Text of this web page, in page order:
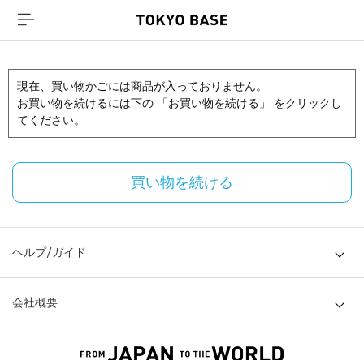
現在、買い物かごには商品が入っておりません。
お買い物を続けるには下の 「お買い物を続ける」 をクリックし
てください。
買い物を続ける
ヘルプ/ガイド
会社概要